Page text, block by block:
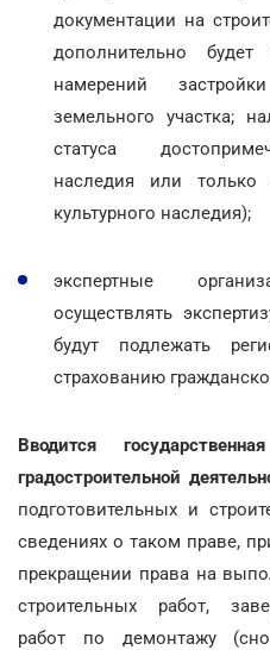
документации на
дополнительно будет
намерений
земельного участка;
статуса
наследия или только
культурного наследия);
экспертные
осуществлять
будут подлежать
страхованию
Вводится
градостроительной
подготовительных и
сведениях о таком праве,
прекращении права на
строительных работ,
работ по демонтажу